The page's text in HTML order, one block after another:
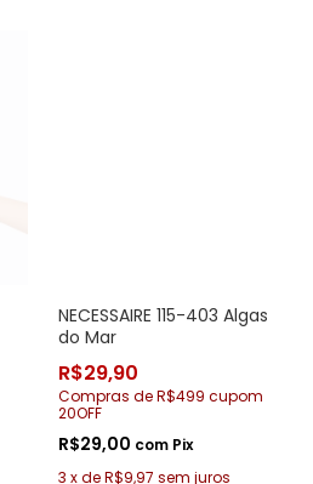
NECESSAIRE 115-403 Algas
do Mar
R$29,90
Compras de R$499 cupom
20OFF
R$29,00 com Pix
3 xdeR$9,97 sem juros